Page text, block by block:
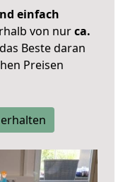
einfach
von nurca.
Beste daran
Preisen